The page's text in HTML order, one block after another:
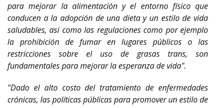
para mejorar la alimentación y el entorno físico que
conducen a la adopción de una dieta y un estilo de vida
saludables, así como las regulaciones como por ejemplo
la prohibición de fumar en lugares públicos o las
restricciones sobre el uso de grasas trans, son
fundamentales para mejorar la esperanza de vida".
"Dado el alto costo del tratamiento de enfermedades
crónicas, las políticas públicas para promover un estilo de